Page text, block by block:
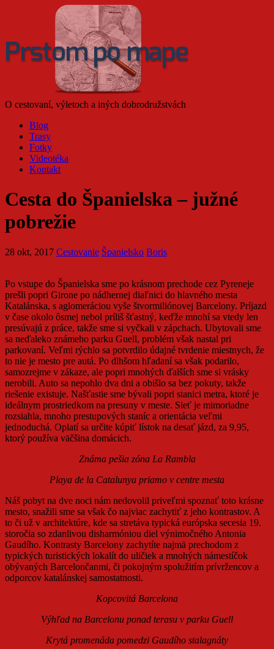
O cestovaní, výletoch a iných dobrodružstvách
Blog
Trasy
Fotky
Videotéka
Kontakt
Cesta do Španielska – južné
pobrežie
28 okt, 2017 Cestovanie Španielsko Boris
Po vstupe do Španielska sme po krásnom prechode cez Pyreneje
prešli popri Girone po nádhernej diaľnici do hlavného mesta
Katalánska, s aglomeráciou vyše štvormiliónovej Barcelony. Príjazd
v čase okolo ôsmej nebol príliš šťastný, keďže mnohí sa vtedy len
presúvajú z práce, takže sme si vyčkali v zápchach. Ubytovali sme
sa neďaleko známeho parku Guell, problém však nastal pri
parkovaní. Veľmi rýchlo sa potvrdilo údajné tvrdenie miestnych, že
to nie je mesto pre autá. Po dlhšom hľadaní sa však podarilo,
samozrejme v zákaze, ale popri mnohých ďalších sme si vrásky
nerobili. Auto sa nepohlo dva dni a obišlo sa bez pokuty, takže
riešenie existuje. Našťastie sme bývali popri stanici metra, ktoré je
ideálnym prostriedkom na presuny v meste. Sieť je mimoriadne
rozsiahla, mnoho prestupových staníc a orientácia veľmi
jednoduchá. Oplatí sa určite kúpiť lístok na desať jázd, za 9,95,
ktorý používa väčšina domácich.
Známa pešia zóna La Rambla
Playa de la Catalunya priamo v centre mesta
Náš pobyt na dve noci nám nedovolil priveľmi spoznať toto krásne
mesto, snažili sme sa však čo najviac zachytiť z jeho kontrastov. A
to či už v architektúre, kde sa stretáva typická európska secesia 19.
storočia so zdanlivou disharmóniou diel výnimočného Antonia
Gaudího. Kontrasty Barcelony zachytíte najmä prechodom z
typických turistických lokalít do uličiek a mnohých námestíčok
obývaných Barcelončanmi, či pokojným spolužitím prívržencov a
odporcov katalánskej samostatnosti.
Kopcovitá Barcelona
Výhľad na Barcelonu ponad terasu v parku Guell
Krytá promenáda pomedzi Gaudího stalagnáty